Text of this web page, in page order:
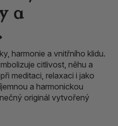
a
harmonie a vnitřního klidu.
citlivost, něhu a
meditaci, relaxaci i jako
a harmonickou
originál vytvořený